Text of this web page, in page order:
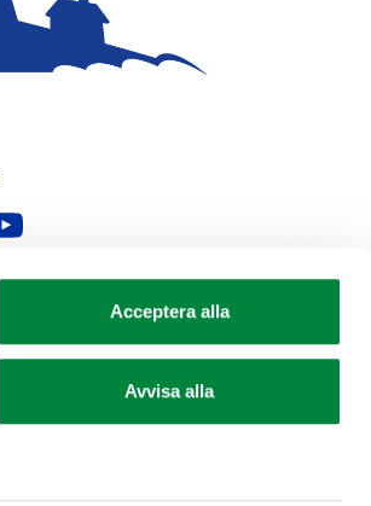
Acceptera alla
Avvisa alla